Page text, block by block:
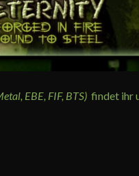
EBE, FIF, BTS) findet ihr